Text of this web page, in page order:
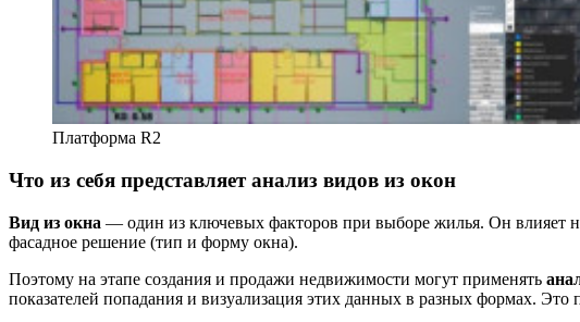
Платформа R2
Что из себя представляет анализ видов из окон
Вид из окна — один из ключевых факторов при выборе жилья. Он влияет
фасадное решение (тип и форму окна).
Поэтому на этапе создания и продажи недвижимости могут применять
показателей попадания и визуализация этих данных в разных формах.